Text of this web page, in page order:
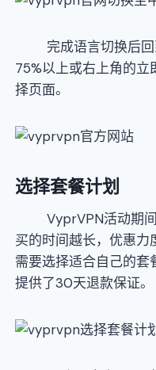
完成语言切换后回
75%以上或右上角的
择页面。
选择套餐计划
VyprVPN活动期间
买的时间越长，优惠力
需要选择适合自己的
提供了30天退款保证。